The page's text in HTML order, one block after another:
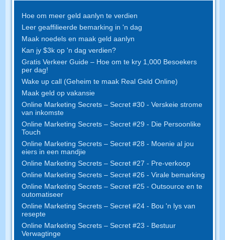
Hoe om meer geld aanlyn te verdien
Leer geaffilieerde bemarking in 'n dag
Maak noedels en maak geld aanlyn
Kan jy $3k op 'n dag verdien?
Gratis Verkeer Guide – Hoe om te kry 1,000 Besoekers
per dag!
Wake up call (Geheim te maak Real Geld Online)
Maak geld op vakansie
Online Marketing Secrets – Secret #30 - Verskeie strome
van inkomste
Online Marketing Secrets – Secret #29 - Die Persoonlike
Touch
Online Marketing Secrets – Secret #28 - Moenie al jou
eiers in een mandjie
Online Marketing Secrets – Secret #27 - Pre-verkoop
Online Marketing Secrets – Secret #26 - Virale bemarking
Online Marketing Secrets – Secret #25 - Outsource en te
outomatiseer
Online Marketing Secrets – Secret #24 - Bou 'n lys van
resepte
Online Marketing Secrets – Secret #23 - Bestuur
Verwagtinge